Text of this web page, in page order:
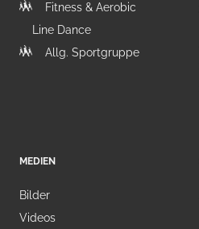
Fitness & Aerobic
Line Dance
Allg. Sportgruppe
MEDIEN
Bilder
Videos